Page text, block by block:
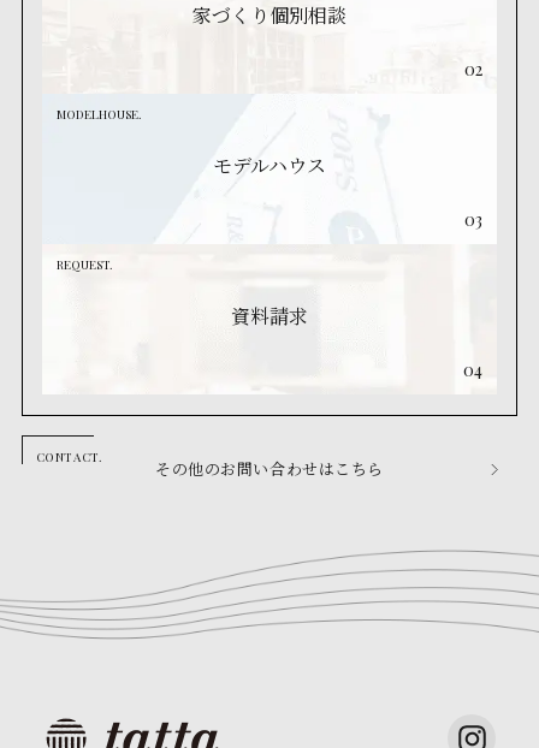
家づくり個別相談
02
MODELHOUSE.
モデルハウス
03
REQUEST.
資料請求
04
その他のお問い合わせはこちら